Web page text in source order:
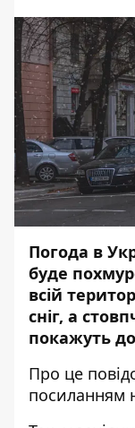
Погода в
буде
всій
сніг, а
покажуть
Про це
посиланням